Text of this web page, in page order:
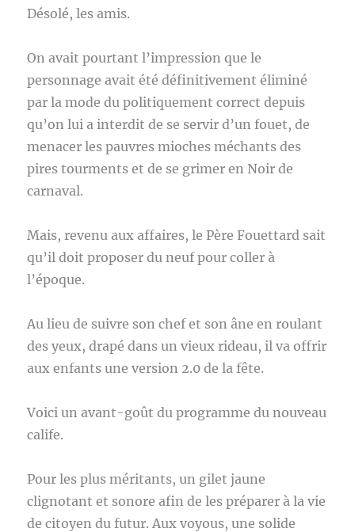
Désolé, les amis.
On avait pourtant l’impression que le
personnage avait été définitivement éliminé
par la mode du politiquement correct depuis
qu’on lui a interdit de se servir d’un fouet, de
menacer les pauvres mioches méchants des
pires tourments et de se grimer en Noir de
carnaval.
Mais, revenu aux affaires, le Père Fouettard sait
qu’il doit proposer du neuf pour coller à
l’époque.
Au lieu de suivre son chef et son âne en roulant
des yeux, drapé dans un vieux rideau, il va offrir
aux enfants une version 2.0 de la fête.
Voici un avant-goût du programme du nouveau
calife.
Pour les plus méritants, un gilet jaune
clignotant et sonore afin de les préparer à la vie
de citoyen du futur. Aux voyous, une solide